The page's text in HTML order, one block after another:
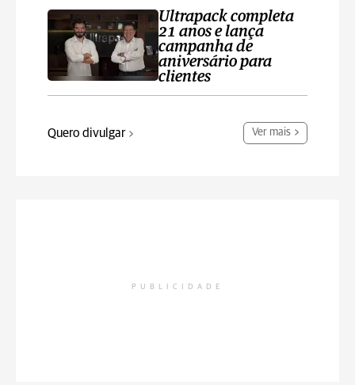
Ultrapack completa
21 anos e lança
campanha de
aniversário para
clientes
Quero divulgar Ver mais
PUBLICIDADE